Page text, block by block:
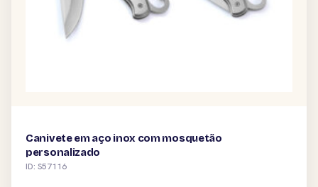
Canivete em aço inox com mosquetão
personalizado
ID: S57116